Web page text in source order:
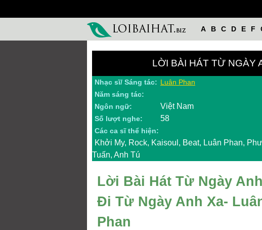
A B C D E F
LỜI BÀI HÁT TỪ NGÀY
Nhạc sĩ/ Sáng tác: Luân Phan
Năm sáng tác:
Ngôn ngữ:
Việt Nam
Số lượt nghe: 58
Các ca sĩ thể hiện:
Khởi My, Rock, Kaisoul, Beat, Luân Phan,
Tuấn, Anh Tú
Lời Bài Hát Từ Ngày Anh
Đi Từ Ngày Anh Xa-
Phan